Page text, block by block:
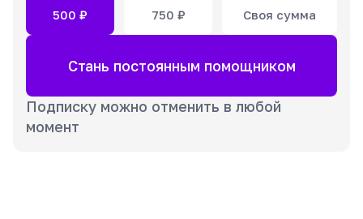
500 ₽ 750 ₽ Своя сумма
Стань постоянным помощником
Подписку можно отменить в любой
момент